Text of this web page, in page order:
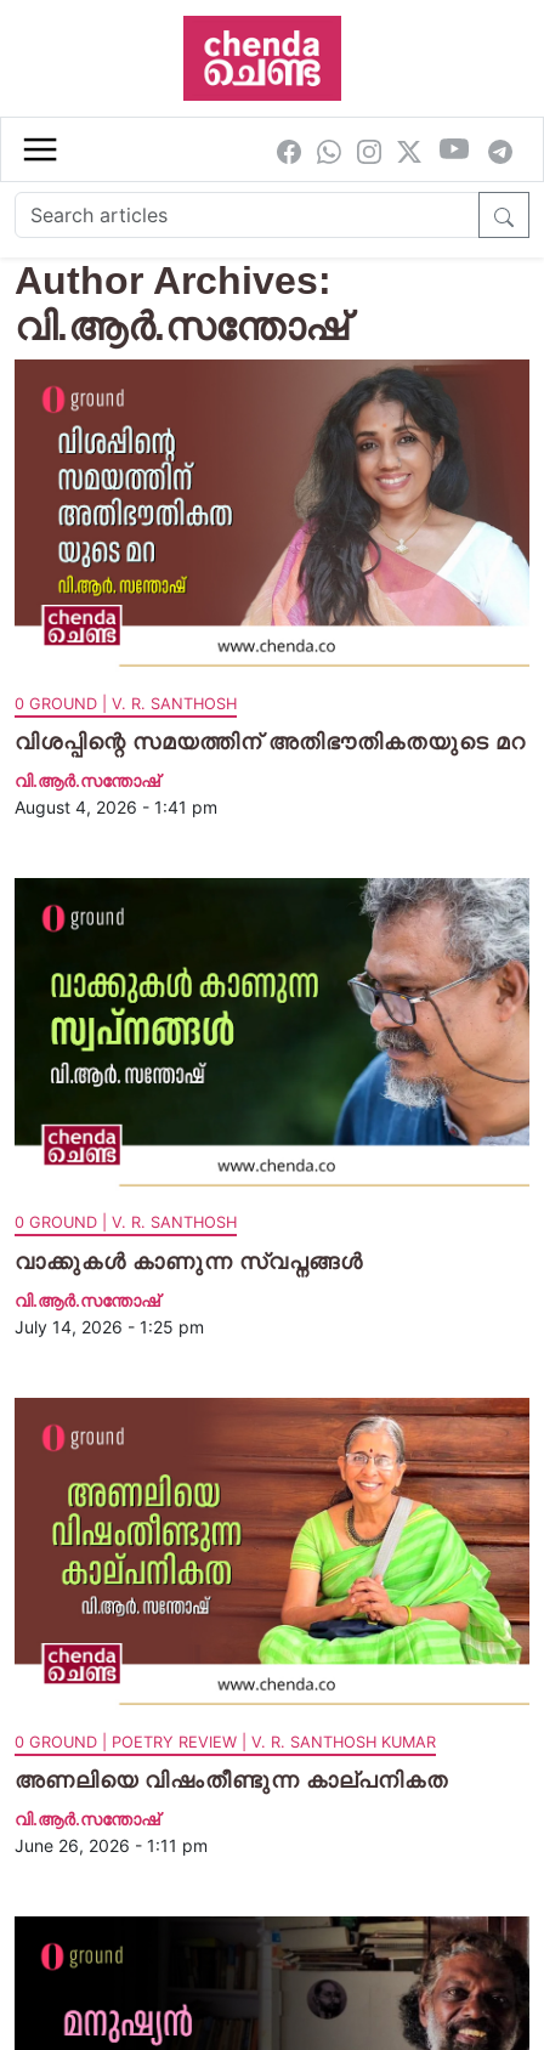
Skip to main content
Author Archives:
വി.ആര്‍.സന്തോഷ്
0 GROUND | V. R. SANTHOSH
വിശപ്പിന്റെ സമയത്തിന് അതിഭൗതികതയുടെ മറ
വി.ആര്‍.സന്തോഷ്
August 4, 2026 - 1:41 pm
0 GROUND | V. R. SANTHOSH
വാക്കുകൾ കാണുന്ന സ്വപ്നങ്ങൾ
വി.ആര്‍.സന്തോഷ്
July 14, 2026 - 1:25 pm
0 GROUND | POETRY REVIEW | V. R. SANTHOSH KUMAR
അണലിയെ വിഷംതീണ്ടുന്ന കാല്പനികത
വി.ആര്‍.സന്തോഷ്
June 26, 2026 - 1:11 pm